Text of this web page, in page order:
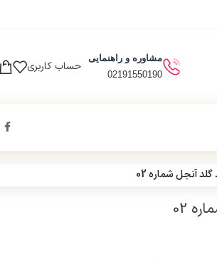
مشاوره و راهنمایی
02191550190
حساب کاربری
آنجل شماره 02
02